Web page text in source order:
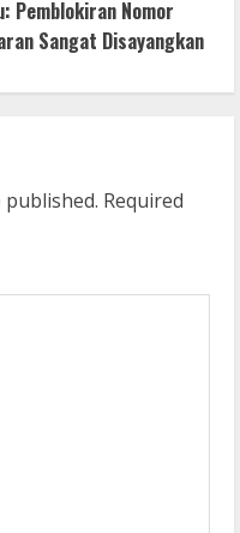
Pemblokiran Nomor
Sangat Disayangkan
Required